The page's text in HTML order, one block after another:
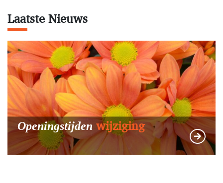
Laatste Nieuws
Openingstijden wijziging